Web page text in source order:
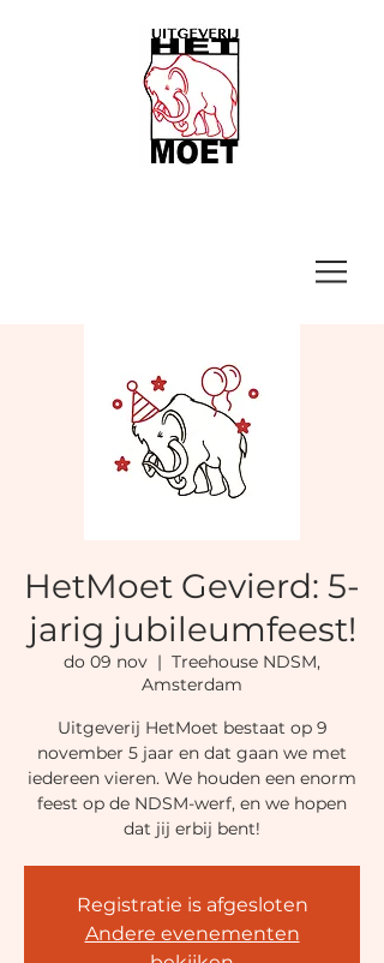
HetMoet Gevierd: 5-
jarig jubileumfeest!
do 09 nov
  |
Treehouse NDSM,
Amsterdam
Uitgeverij HetMoet bestaat op 9
november 5 jaar en dat gaan we met
iedereen vieren. We houden een enorm
feest op de NDSM-werf, en we hopen
dat jij erbij bent!
Registratie is afgesloten
Andere evenementen